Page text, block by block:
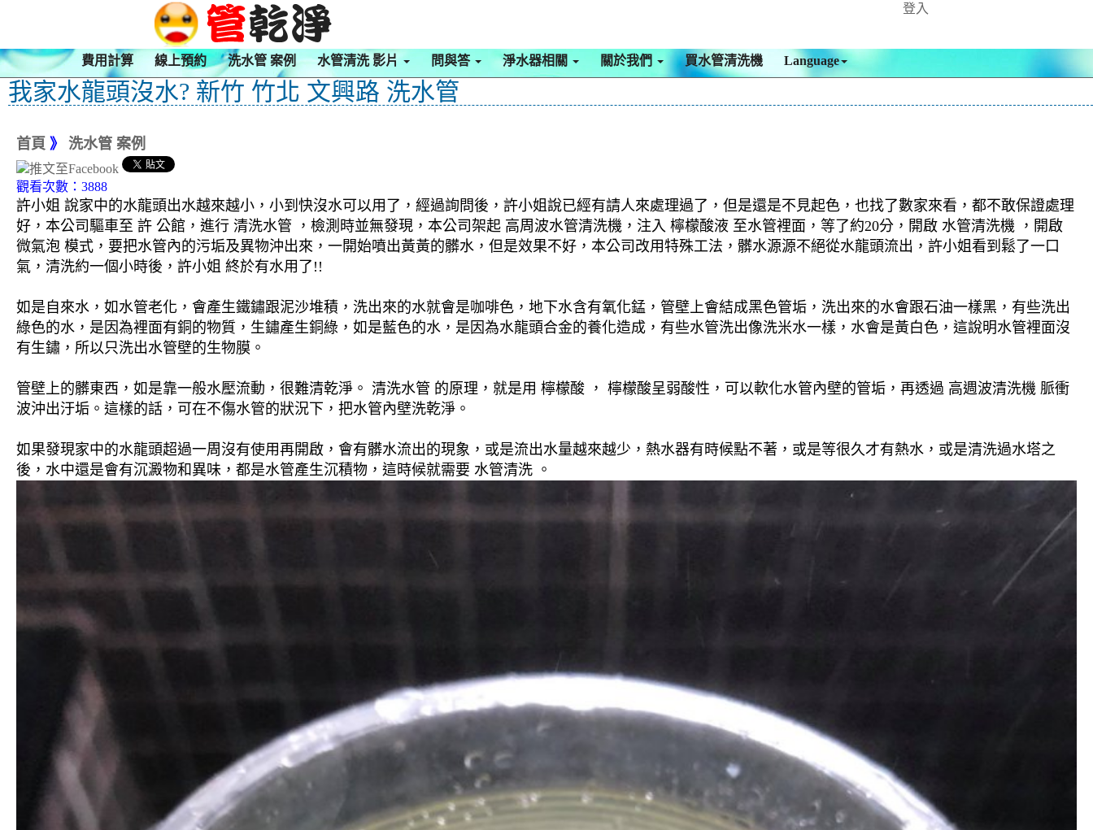
登入
費用計算 線上預約 洗水管 案例 水管清洗 影片 問與答 淨水器相關 關於我們 買水管清洗機 Language
我家水龍頭沒水? 新竹 竹北 文興路 洗水管
首頁 》 洗水管 案例
觀看次數：3888
許小姐 說家中的水龍頭出水越來越小，小到快沒水可以用了，經過詢問後，許小姐說已經有請人來處理過了，但是還是不見起色，也找了數家來看，都不敢保證處理
好，本公司驅車至 許 公館，進行 清洗水管 ，檢測時並無發現，本公司架起 高周波水管清洗機，注入 檸檬酸液 至水管裡面，等了約20分，開啟 水管清洗機 ，開啟
微氣泡 模式，要把水管內的污垢及異物沖出來，一開始噴出黃黃的髒水，但是效果不好，本公司改用特殊工法，髒水源源不絕從水龍頭流出，許小姐看到鬆了一口
氣，清洗約一個小時後，許小姐 終於有水用了!!
如是自來水，如水管老化，會產生鐵鏽跟泥沙堆積，洗出來的水就會是咖啡色，地下水含有氧化錳，管壁上會結成黑色管垢，洗出來的水會跟石油一樣黑，有些洗出
綠色的水，是因為裡面有銅的物質，生鏽產生銅綠，如是藍色的水，是因為水龍頭合金的養化造成，有些水管洗出像洗米水一樣，水會是黃白色，這說明水管裡面沒
有生鏽，所以只洗出水管壁的生物膜。
管壁上的髒東西，如是靠一般水壓流動，很難清乾淨。 清洗水管 的原理，就是用 檸檬酸 ， 檸檬酸呈弱酸性，可以軟化水管內壁的管垢，再透過 高週波清洗機 脈衝
波沖出汙垢。這樣的話，可在不傷水管的狀況下，把水管內壁洗乾淨。
如果發現家中的水龍頭超過一周沒有使用再開啟，會有髒水流出的現象，或是流出水量越來越少，熱水器有時候點不著，或是等很久才有熱水，或是清洗過水塔之
後，水中還是會有沉澱物和異味，都是水管產生沉積物，這時候就需要 水管清洗 。